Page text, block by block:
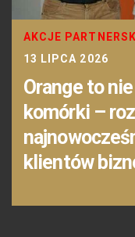
AKCJE
13 LIPCA 2026
Orange to
komórki –
klientów